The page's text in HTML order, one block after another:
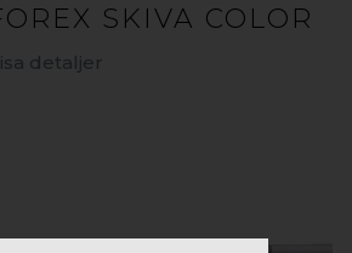
SKIVA COLOR
detaljer